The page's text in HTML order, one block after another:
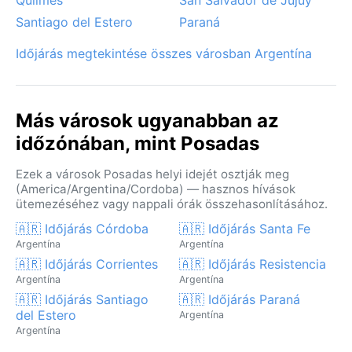
Santiago del Estero
Paraná
Időjárás megtekintése összes városban Argentína
Más városok ugyanabban az
időzónában, mint Posadas
Ezek a városok Posadas helyi idejét osztják meg
(America/Argentina/Cordoba) — hasznos hívások
ütemezéséhez vagy nappali órák összehasonlításához.
🇦🇷 Időjárás Córdoba
Argentína
🇦🇷 Időjárás Santa Fe
Argentína
🇦🇷 Időjárás Corrientes
Argentína
🇦🇷 Időjárás Resistencia
Argentína
🇦🇷 Időjárás Santiago
del Estero
Argentína
🇦🇷 Időjárás Paraná
Argentína